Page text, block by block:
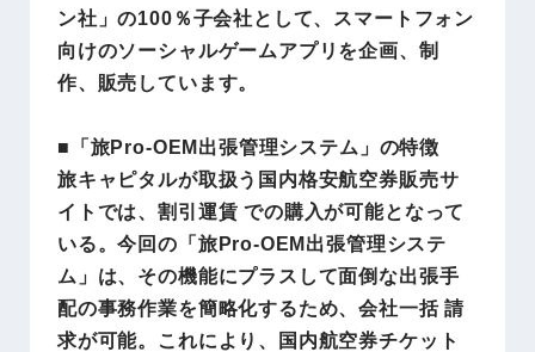
ン社」の100％子会社として、スマートフォン
向けのソーシャルゲームアプリを企画、制
作、販売しています。
■「旅Pro-OEM出張管理システム」の特徴
旅キャピタルが取扱う国内格安航空券販売サ
イトでは、割引運賃 での購入が可能となって
いる。今回の「旅Pro-OEM出張管理システ
ム」は、その機能にプラスして面倒な出張手
配の事務作業を簡略化するため、会社一括 請
求が可能。これにより、国内航空券チケット